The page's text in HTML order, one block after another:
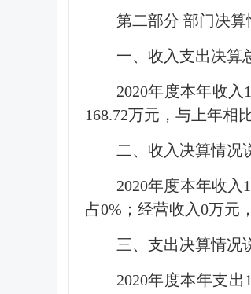
第二部分 部门决算
一、收入支出决算
2020年度本年收
168.72万元，与上年相
二、收入决算情况
2020年度本年收入
占0%；经营收入0万元
三、支出决算情况
2020年度本年支出